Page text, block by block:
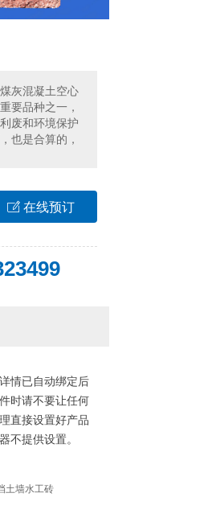
情已自动绑定后
时请不要让任何
直接设置好产品
不提供设置。
土墙水工砖
灰混凝土空心
要品种之一，
废和环境保护
也是合算的，
ꂐ 在线预订